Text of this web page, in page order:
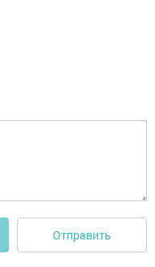
Отправить